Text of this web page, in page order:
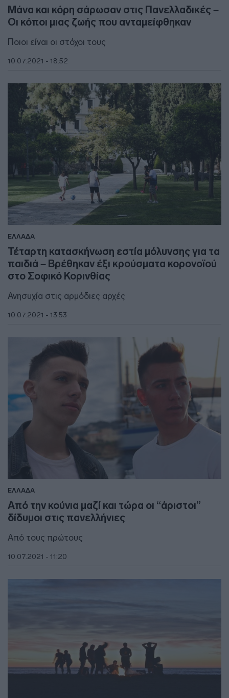
Μάνα και κόρη σάρωσαν στις Πανελλαδικές –
Οι κόποι μιας ζωής που ανταμείφθηκαν
Ποιοι είναι οι στόχοι τους
10.07.2021 - 18:52
ΕΛΛΑΔΑ
Τέταρτη κατασκήνωση εστία μόλυνσης για τα
παιδιά – Βρέθηκαν έξι κρούσματα κορονοϊού
στο Σοφικό Κορινθίας
Ανησυχία στις αρμόδιες αρχές
10.07.2021 - 13:53
ΕΛΛΑΔΑ
Από την κούνια μαζί και τώρα οι “άριστοι”
δίδυμοι στις πανελλήνιες
Από τους πρώτους
10.07.2021 - 11:20